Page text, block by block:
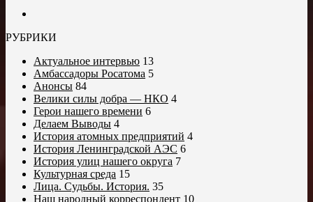
РУБРИКИ
Актуальное интервью 13
Амбассадоры Росатома 5
Анонсы 84
Велики силы добра — НКО 4
Герои нашего времени 6
Делаем Выводы 4
История атомных предприятий 4
История Ленинградской АЭС 6
История улиц нашего округа 7
Культурная среда 15
Лица. Судьбы. История. 35
Наш народный корреспондент 10